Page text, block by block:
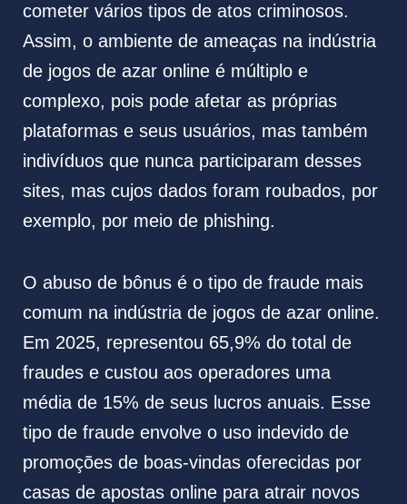
cometer vários tipos de atos criminosos.
Assim, o ambiente de ameaças na indústria
de jogos de azar online é múltiplo e
complexo, pois pode afetar as próprias
plataformas e seus usuários, mas também
indivíduos que nunca participaram desses
sites, mas cujos dados foram roubados, por
exemplo, por meio de phishing.
O abuso de bônus é o tipo de fraude mais
comum na indústria de jogos de azar online.
Em 2025, representou 65,9% do total de
fraudes e custou aos operadores uma
média de 15% de seus lucros anuais. Esse
tipo de fraude envolve o uso indevido de
promoções de boas-vindas oferecidas por
casas de apostas online para atrair novos